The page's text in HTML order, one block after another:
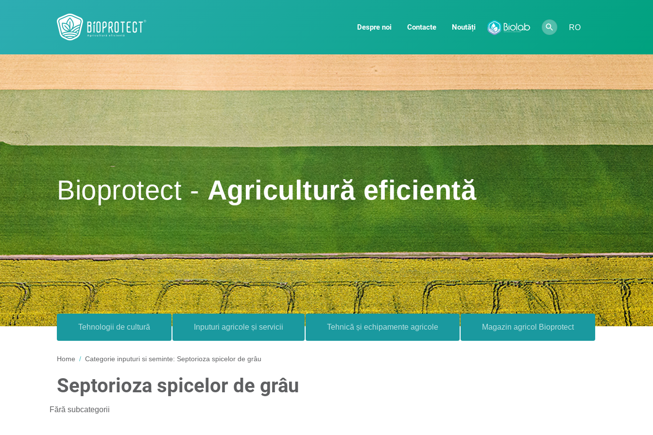
Despre noi Contacte Noutăți RO
Bioprotect -Agricultură eficientă
Tehnologii de cultură Inputuri agricole și servicii Tehnică și echipamente agricole Magazin agricol Bioprotect
Home Categorie inputuri si seminte: Septorioza spicelor de grâu
Septorioza spicelor de grâu
Fără subcategorii